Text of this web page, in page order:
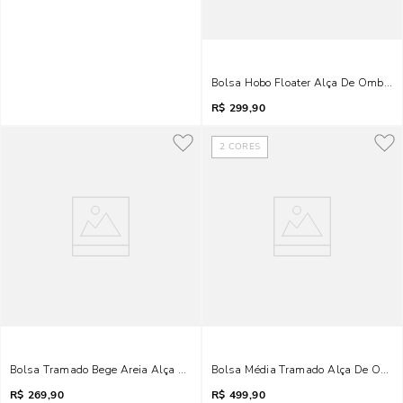
Bolsa Hobo Floater Alça De Ombro
R$ 299,90
Bolsa Tramado Bege Areia Alça De Ombro Corrente
R$ 269,90
2 CORES
Bolsa Média Tramado Alça De
R$ 499,90